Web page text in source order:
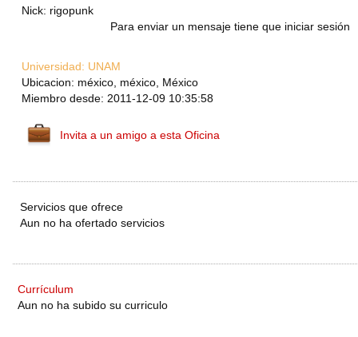
Nick: rigopunk
Para enviar un mensaje tiene que iniciar sesión
Universidad: UNAM
Ubicacion: méxico, méxico, México
Miembro desde: 2011-12-09 10:35:58
Invita a un amigo a esta Oficina
Servicios que ofrece
Aun no ha ofertado servicios
Currículum
Aun no ha subido su curriculo